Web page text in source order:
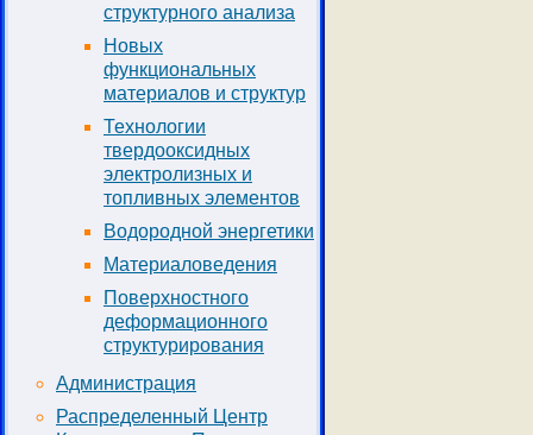
структурного анализа
Новых
функциональных
материалов и структур
Технологии
твердооксидных
электролизных и
топливных элементов
Водородной энергетики
Материаловедения
Поверхностного
деформационного
структурирования
Администрация
Распределенный Центр